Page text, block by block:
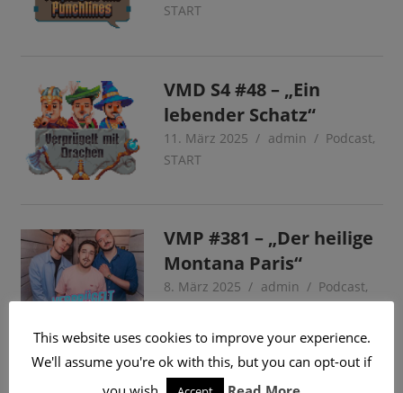
START
VMD S4 #48 – „Ein
lebender Schatz“
11. März 2025 admin Podcast,
START
VMP #381 – „Der heilige
Montana Paris“
8. März 2025 admin Podcast,
Nächste
This website uses cookies to improve your experience.
We'll assume you're ok with this, but you can opt-out if